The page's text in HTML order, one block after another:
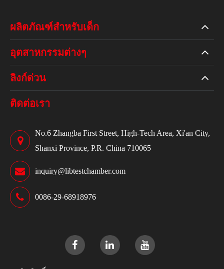
ผลิตภัณฑ์สำหรับเด็ก
อุตสาหกรรมต่างๆ
ลิงก์ด่วน
ติดต่อเรา
No.6 Zhangba First Street, High-Tech Area, Xi'an City,
Shanxi Province, P.R. China 710065
inquiry@libtestchamber.com
0086-29-68918976